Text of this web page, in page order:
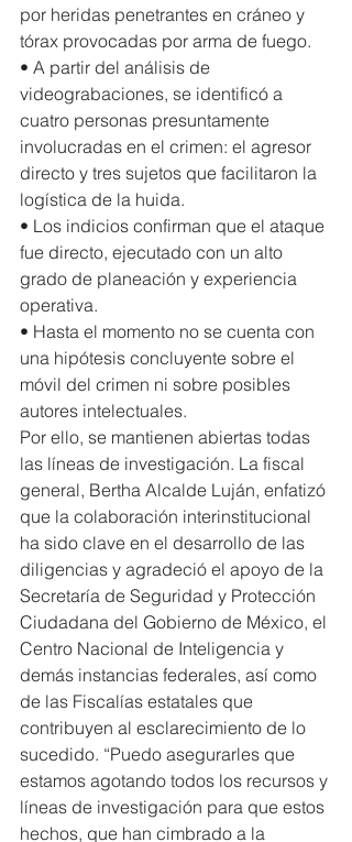
por heridas penetrantes en cráneo y
tórax provocadas por arma de fuego.
• A partir del análisis de
videograbaciones, se identificó a
cuatro personas presuntamente
involucradas en el crimen: el agresor
directo y tres sujetos que facilitaron la
logística de la huida.
• Los indicios confirman que el ataque
fue directo, ejecutado con un alto
grado de planeación y experiencia
operativa.
• Hasta el momento no se cuenta con
una hipótesis concluyente sobre el
móvil del crimen ni sobre posibles
autores intelectuales.
Por ello, se mantienen abiertas todas
las líneas de investigación. La fiscal
general, Bertha Alcalde Luján, enfatizó
que la colaboración interinstitucional
ha sido clave en el desarrollo de las
diligencias y agradeció el apoyo de la
Secretaría de Seguridad y Protección
Ciudadana del Gobierno de México, el
Centro Nacional de Inteligencia y
demás instancias federales, así como
de las Fiscalías estatales que
contribuyen al esclarecimiento de lo
sucedido. “Puedo asegurarles que
estamos agotando todos los recursos y
líneas de investigación para que estos
hechos, que han cimbrado a la